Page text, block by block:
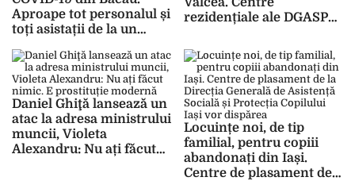
Aproape tot personalul și
toți asistații de la un
pozitiv
rezidențiale ale DGASPC,
Daniel Ghiţă lansează un
atac la adresa ministrului
muncii, Violeta
Alexandru: Nu ați făcut
Locuințe noi, de tip
familial, pentru copiii
abandonați din Iași.
Centre de plasament de